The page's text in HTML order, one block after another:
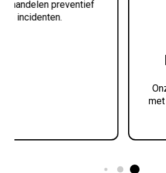
Onze portiers
met de hoogste standaard